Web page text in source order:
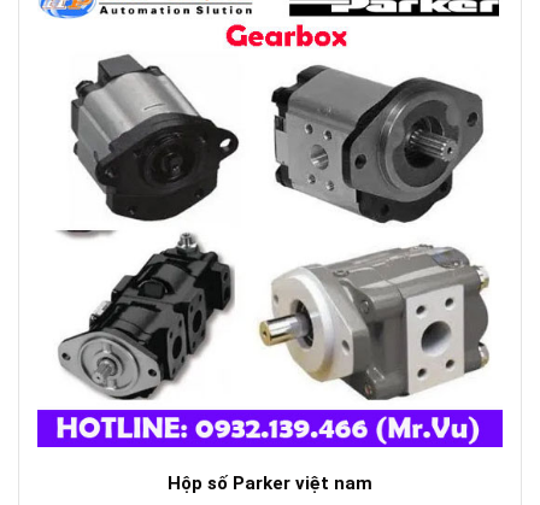
Hộp số Parker việt nam